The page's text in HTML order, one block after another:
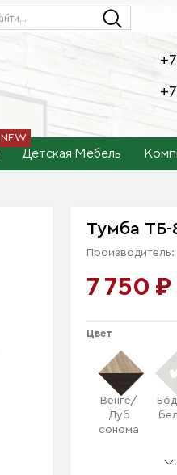
Детская Мебель
Тумба ТБ-
7 750 ₽
Цвет
Венге/
Дуб
сонома